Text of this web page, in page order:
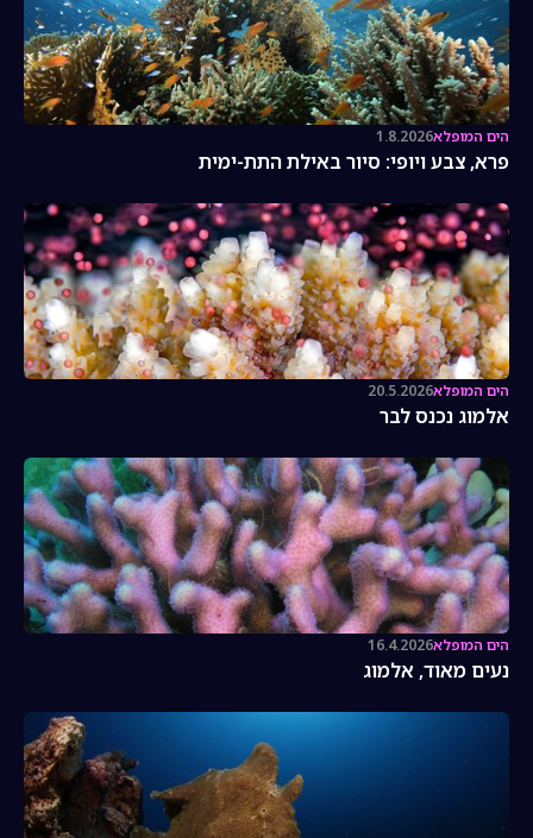
הים המופלא1.8.2026
פרא, צבע ויופי: סיור באילת התת-ימית
הים המופלא20.5.2026
אלמוג נכנס לבר
הים המופלא16.4.2026
נעים מאוד, אלמוג